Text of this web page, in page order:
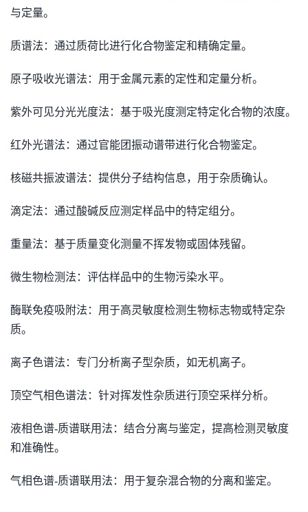
与定量。
质谱法：通过质荷比进行化合物鉴定和精确定量。
原子吸收光谱法：用于金属元素的定性和定量分析。
紫外可见分光光度法：基于吸光度测定特定化合物的浓度。
红外光谱法：通过官能团振动谱带进行化合物鉴定。
核磁共振波谱法：提供分子结构信息，用于杂质确认。
滴定法：通过酸碱反应测定样品中的特定组分。
重量法：基于质量变化测量不挥发物或固体残留。
微生物检测法：评估样品中的生物污染水平。
酶联免疫吸附法：用于高灵敏度检测生物标志物或特定杂
质。
离子色谱法：专门分析离子型杂质，如无机离子。
顶空气相色谱法：针对挥发性杂质进行顶空采样分析。
液相色谱-质谱联用法：结合分离与鉴定，提高检测灵敏度
和准确性。
气相色谱-质谱联用法：用于复杂混合物的分离和鉴定。